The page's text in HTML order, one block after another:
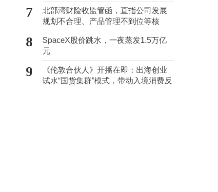
7
北部湾财险收监管函，直指公司发展
规划不合理、产品管理不到位等核
心“痛点”
8
SpaceX股价跳水，一夜蒸发1.5万亿
元
9
《伦敦合伙人》开播在即：出海创业
试水“国货集群”模式，带动入境消费反